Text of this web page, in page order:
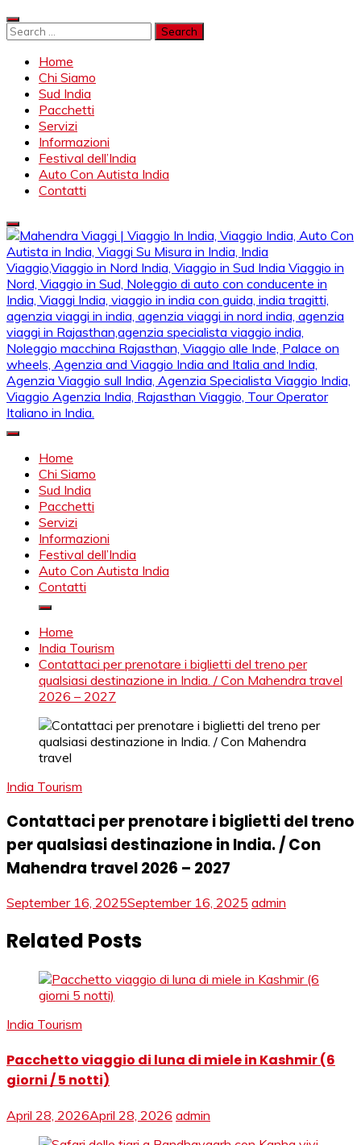
Skip
to
Search
Home
Chi Siamo
Sud India
Pacchetti
Servizi
Informazioni
Festival dell’India
Auto Con Autista India
Contatti
Autista in India, Viaggi Su Misura in India, India Viaggio,Viaggio
in Nord India, Viaggio in Sud India Viaggio in Nord, Viaggio in
Sud, Noleggio di auto con conducente in India, Viaggi India,
viaggio in india con guida, india tragitti, agenzia viaggi in india,
agenzia viaggi in nord india, agenzia viaggi in
Rajasthan,agenzia specialista viaggio india, Noleggio
macchina Rajasthan, Viaggio alle Inde, Palace on wheels,
Agenzia and Viaggio India and Italia and India, Agenzia
Viaggio sull India, Agenzia Specialista Viaggio India, Viaggio
Agenzia India, Rajasthan Viaggio, Tour Operator Italiano in
Home
Chi Siamo
Sud India
Pacchetti
Servizi
Informazioni
Festival dell’India
Auto Con Autista India
Contatti
Home
India Tourism
Contattaci per prenotare i biglietti del treno per
qualsiasi destinazione in India. / Con Mahendra travel
2026 – 2027
India Tourism
Contattaci per prenotare i biglietti del treno
per qualsiasi destinazione in India. / Con
Mahendra travel 2026 – 2027
September 16, 2025September 16, 2025 admin
Related Posts
India Tourism
Pacchetto viaggio di luna di miele in Kashmir (6
giorni / 5 notti)
April 28, 2026April 28, 2026 admin